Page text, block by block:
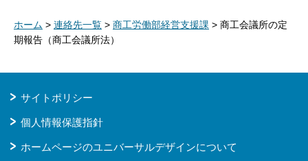
ホーム > 連絡先一覧 > 商工労働部経営支援課 > 商工会議所の定
期報告（商工会議所法）
サイトポリシー
個人情報保護指針
ホームページのユニバーサルデザインについて